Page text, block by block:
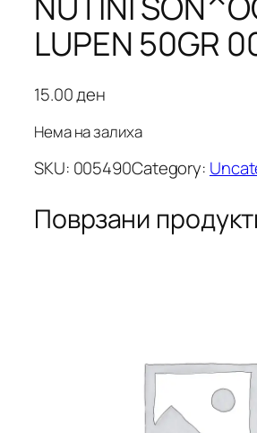
LUPEN 50GR
15.00ден
Нема на залиха
SKU: 005490Category:
Поврзани